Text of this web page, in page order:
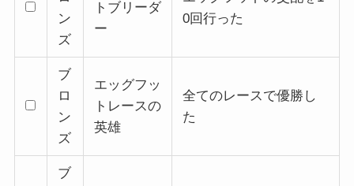
ン
ズ
トブリーダ
ー
0回行った
ブ
ロ
ン
ズ
エッグフッ
トレースの
英雄
全てのレースで優勝し
た
ブ